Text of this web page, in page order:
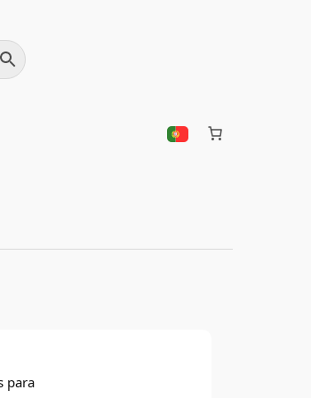
para